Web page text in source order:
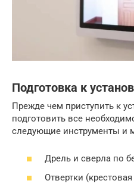
Подготовка к
Прежде чем приступить к
подготовить все
следующие инструменты и
Дрель и сверла по
Отвертки